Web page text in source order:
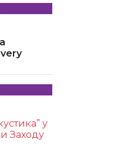
у
Заходу